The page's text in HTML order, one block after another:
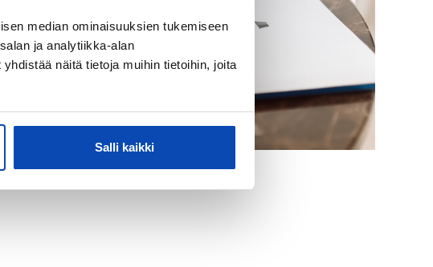
median ominaisuuksien tukemiseen
ja analytiikka-alan
näitä tietoja muihin tietoihin, joita
Salli kaikki